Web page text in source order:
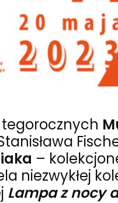
tegorocznych
–
niezwykłej
Lampa z nocy